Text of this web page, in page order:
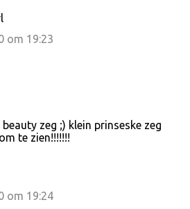
om 19:23
zeg ;) klein prinseske zeg
te zien!!!!!!!
om 19:24